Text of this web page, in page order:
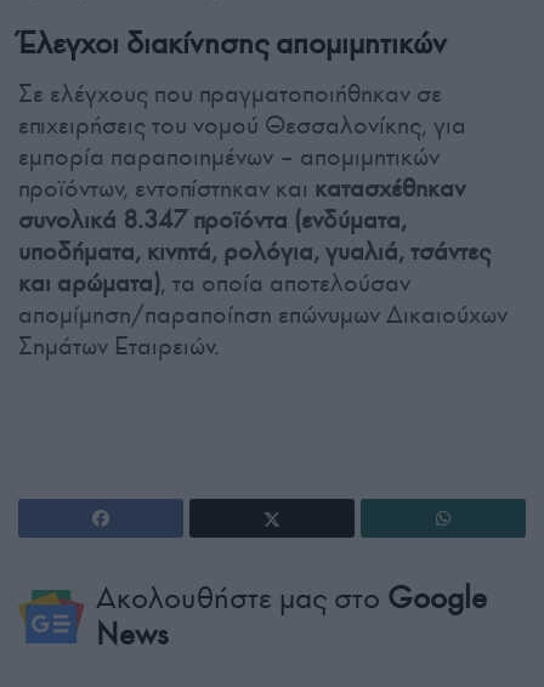
Έλεγχοι διακίνησης απομιμητικών
Σε ελέγχους που πραγματοποιήθηκαν σε
επιχειρήσεις του νομού Θεσσαλονίκης, για
εμπορία παραποιημένων – απομιμητικών
προϊόντων, εντοπίστηκαν και κατασχέθηκαν
συνολικά 8.347 προϊόντα (ενδύματα,
υποδήματα, κινητά, ρολόγια, γυαλιά, τσάντες
και αρώματα), τα οποία αποτελούσαν
απομίμηση/παραποίηση επώνυμων Δικαιούχων
Σημάτων Εταιρειών.
Ακολουθήστε μας στο Google
News